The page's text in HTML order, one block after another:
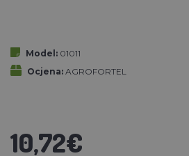
Model: 01011
Ocjena: AGROFORTEL
10,72€